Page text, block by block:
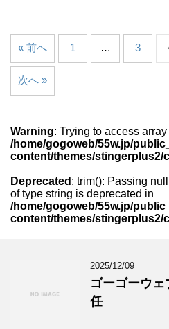
« 前へ 1 … 3
次へ »
Warning: Trying to access
/home/gogoweb/55w.jp/
content/themes/stingerplus2/
Deprecated : trim(): Passing
of type string is deprecated in
/home/gogoweb/55w.jp/
content/themes/stingerplus2/
2025/12/09
ゴーゴーウ
任